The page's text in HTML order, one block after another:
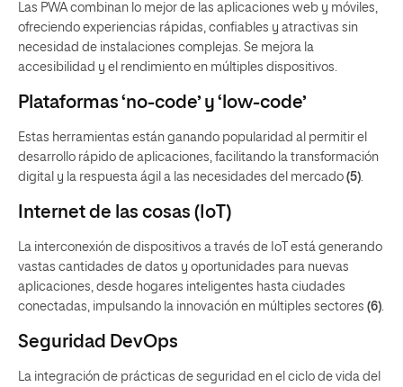
Las PWA combinan lo mejor de las aplicaciones web y móviles,
ofreciendo experiencias rápidas, confiables y atractivas sin
necesidad de instalaciones complejas. Se mejora la
accesibilidad y el rendimiento en múltiples dispositivos.
Plataformas ‘no-code’ y ‘low-code’
Estas herramientas están ganando popularidad al permitir el
desarrollo rápido de aplicaciones, facilitando la transformación
digital y la respuesta ágil a las necesidades del mercado (5).
Internet de las cosas (IoT)
La interconexión de dispositivos a través de IoT está generando
vastas cantidades de datos y oportunidades para nuevas
aplicaciones, desde hogares inteligentes hasta ciudades
conectadas, impulsando la innovación en múltiples sectores (6).
Seguridad DevOps
La integración de prácticas de seguridad en el ciclo de vida del